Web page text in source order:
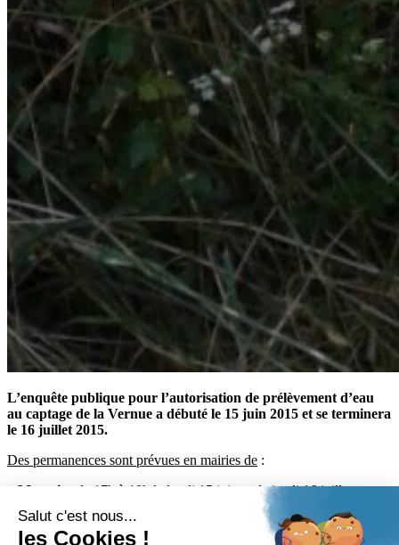
L’enquête publique pour l’autorisation de prélèvement d’eau
au captage de la Vernue a débuté le 15 juin 2015 et se terminera
le 16 juillet 2015.
Des permanences sont prévues en mairies de :
Mazerier
de 17h à 19h le lundi 15 juin et le jeudi 16 juillet
St Bonnet de Rochefort
de 14h à 17h le vendredi 26 juin et le
mardi 7 juillet